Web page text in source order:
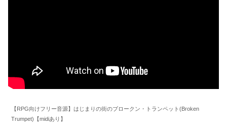
【RPG向けフリー音源】はじまりの街のブロークン・トランペット(Broken
Trumpet)【midiあり】